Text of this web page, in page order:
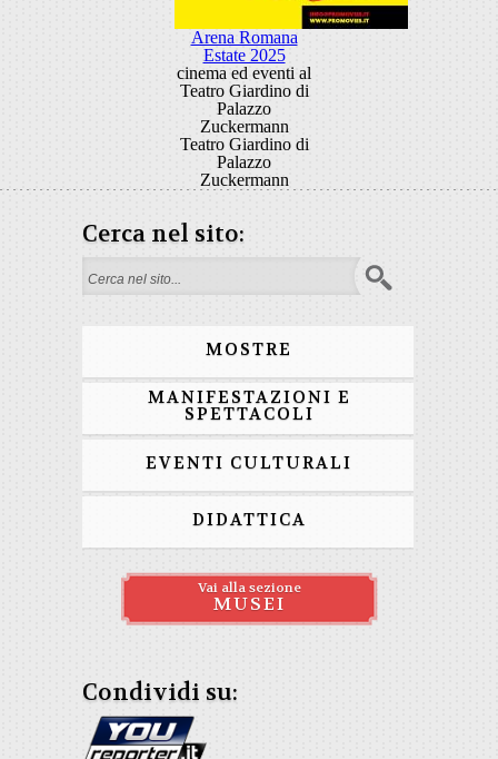
Arena Romana
Estate 2025
cinema ed eventi al
Teatro Giardino di
Palazzo
Zuckermann
Teatro Giardino di
Palazzo
Zuckermann
Cerca nel sito:
Form di ricerca
MOSTRE
MANIFESTAZIONI E
SPETTACOLI
EVENTI CULTURALI
DIDATTICA
Vai alla sezione
MUSEI
Condividi su: